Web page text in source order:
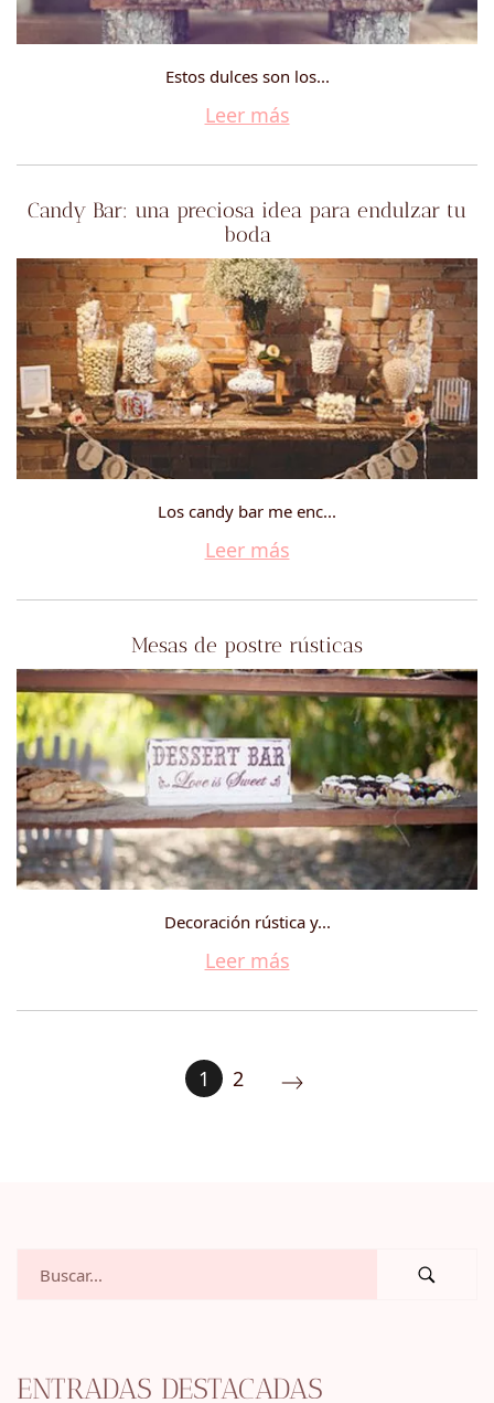
Estos dulces son los...
Leer más
Candy Bar: una preciosa idea para endulzar tu
boda
Los candy bar me enc...
Leer más
Mesas de postre rústicas
Decoración rústica y...
Leer más
1 2
ENTRADAS DESTACADAS